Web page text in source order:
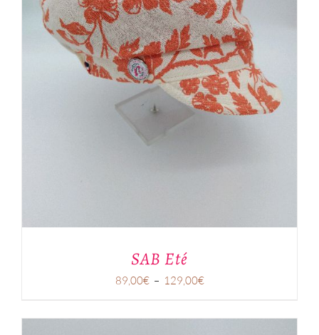
SAB Eté
89,00€ – 129,00€Plage